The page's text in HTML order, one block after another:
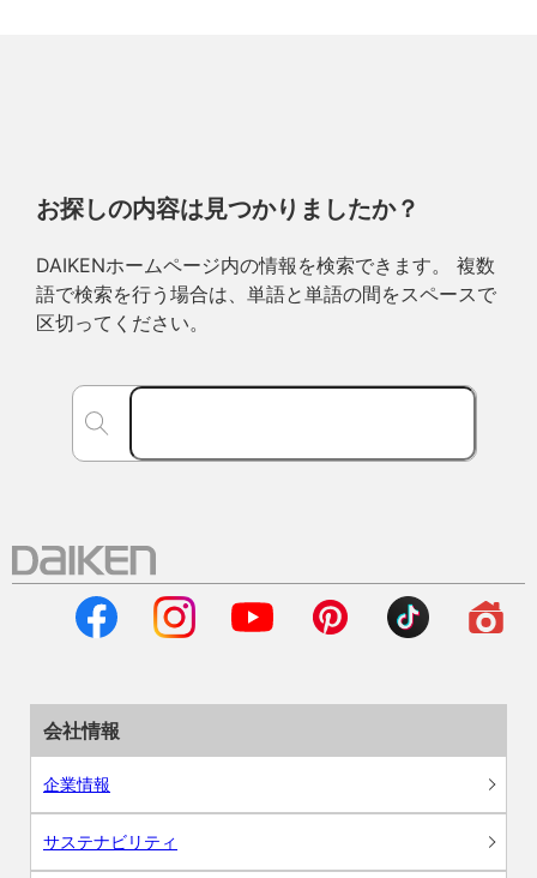
お探しの内容は見つかりましたか？
DAIKENホームページ内の情報を検索できます。 複数
語で検索を行う場合は、単語と単語の間をスペースで
区切ってください。
会社情報
企業情報
サステナビリティ